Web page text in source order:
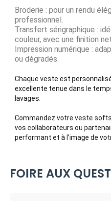
Broderie : pour un rendu
professionnel.
Transfert sérigraphique :
couleur, avec une finition
Impression numérique :
ou dégradés.
Chaque veste est
excellente tenue dans le
lavages.
Commandez votre veste
vos collaborateurs ou
performant et à l’image de
FOIRE AUX